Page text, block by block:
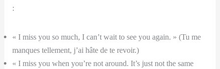
:
« I miss you so much, I can’t wait to see you again. » (Tu me
manques tellement, j’ai hâte de te revoir.)
« I miss you when you’re not around. It’s just not the same